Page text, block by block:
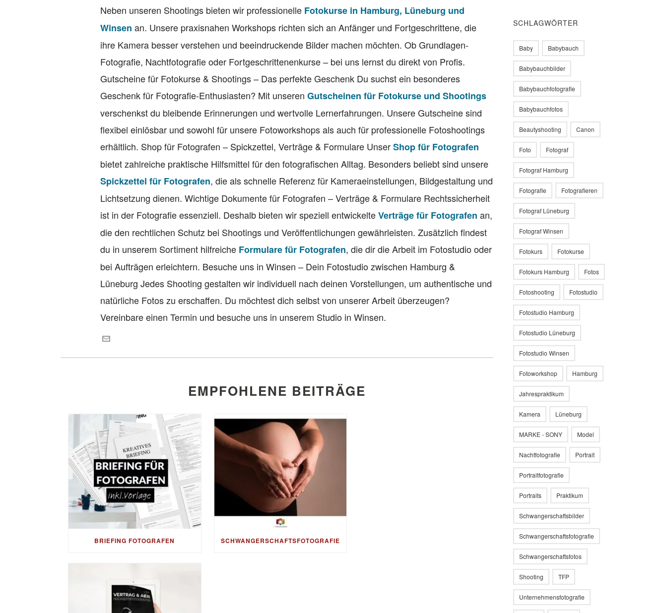
Neben unseren Shootings bieten wir professionelle Fotokurse in Hamburg, Lüneburg und
Winsen an. Unsere praxisnahen Workshops richten sich an Anfänger und Fortgeschrittene, die
ihre Kamera besser verstehen und beeindruckende Bilder machen möchten. Ob Grundlagen-
Fotografie, Nachtfotografie oder Fortgeschrittenenkurse – bei uns lernst du direkt von Profis.
Gutscheine für Fotokurse & Shootings – Das perfekte Geschenk Du suchst ein besonderes
Geschenk für Fotografie-Enthusiasten? Mit unseren Gutscheinen für Fotokurse und Shootings
verschenkst du bleibende Erinnerungen und wertvolle Lernerfahrungen. Unsere Gutscheine sind
flexibel einlösbar und sowohl für unsere Fotoworkshops als auch für professionelle Fotoshootings
erhältlich. Shop für Fotografen – Spickzettel, Verträge & Formulare UnserShop für Fotografen
bietet zahlreiche praktische Hilfsmittel für den fotografischen Alltag. Besonders beliebt sind unsere
Spickzettel für Fotografen, die als schnelle Referenz für Kameraeinstellungen, Bildgestaltung und
Lichtsetzung dienen. Wichtige Dokumente für Fotografen – Verträge & Formulare Rechtssicherheit
ist in der Fotografie essenziell. Deshalb bieten wir speziell entwickelteVerträge für Fotografen an,
die den rechtlichen Schutz bei Shootings und Veröffentlichungen gewährleisten. Zusätzlich findest
du in unserem Sortiment hilfreiche Formulare für Fotografen, die dir die Arbeit im Fotostudio oder
bei Aufträgen erleichtern. Besuche uns in Winsen – Dein Fotostudio zwischen Hamburg &
Lüneburg Jedes Shooting gestalten wir individuell nach deinen Vorstellungen, um authentische und
natürliche Fotos zu erschaffen. Du möchtest dich selbst von unserer Arbeit überzeugen?
Vereinbare einen Termin und besuche uns in unserem Studio in Winsen.
EMPFOHLENE BEITRÄGE
BRIEFING FOTOGRAFEN SCHWANGERSCHAFTSFOTOGRAFIE
SCHLAGWÖRTER
Baby Babybauch
Babybauchbilder
Babybauchfotografie
Babybauchfotos
Beautyshooting Canon
Foto Fotograf
Fotograf Hamburg
Fotografie Fotografieren
Fotograf Lüneburg
Fotograf Winsen
Fotokurs Fotokurse
Fotokurs Hamburg Fotos
Fotoshooting Fotostudio
Fotostudio Hamburg
Fotostudio Lüneburg
Fotostudio Winsen
Fotoworkshop Hamburg
Jahrespraktikum
Kamera Lüneburg
MARKE - SONY Model
Nachtfotografie Portrait
Portraitfotografie
Portraits Praktikum
Schwangerschaftsbilder
Schwangerschaftsfotografie
Schwangerschaftsfotos
Shooting TFP
Unternehmensfotografie